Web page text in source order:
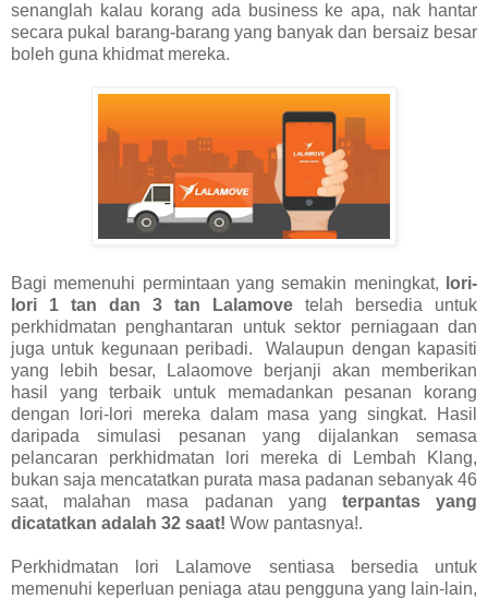
senanglah kalau korang ada business ke apa, nak hantar
secara pukal barang-barang yang banyak dan bersaiz besar
boleh guna khidmat mereka.
Bagi memenuhi permintaan yang semakin meningkat,
lori-
lori 1 tan dan 3 tan Lalamove telah bersedia untuk
perkhidmatan penghantaran untuk sektor perniagaan dan
juga untuk kegunaan peribadi. Walaupun dengan kapasiti
yang lebih besar, Lalaomove berjanji akan memberikan
hasil yang terbaik untuk memadankan pesanan korang
dengan lori-lori mereka dalam masa yang singkat. Hasil
daripada simulasi pesanan yang dijalankan semasa
pelancaran perkhidmatan lori mereka di Lembah Klang,
bukan saja mencatatkan purata masa padanan sebanyak 46
saat, malahan masa padanan yang terpantas yang
dicatatkan adalah 32 saat! Wow pantasnya!.
Perkhidmatan lori Lalamove sentiasa bersedia untuk
memenuhi keperluan peniaga atau pengguna yang lain-lain,